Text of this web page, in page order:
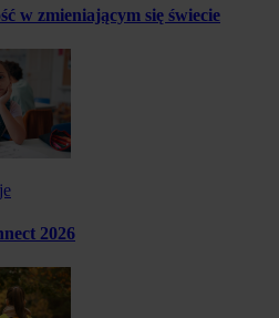
w zmieniającym się świecie
2026